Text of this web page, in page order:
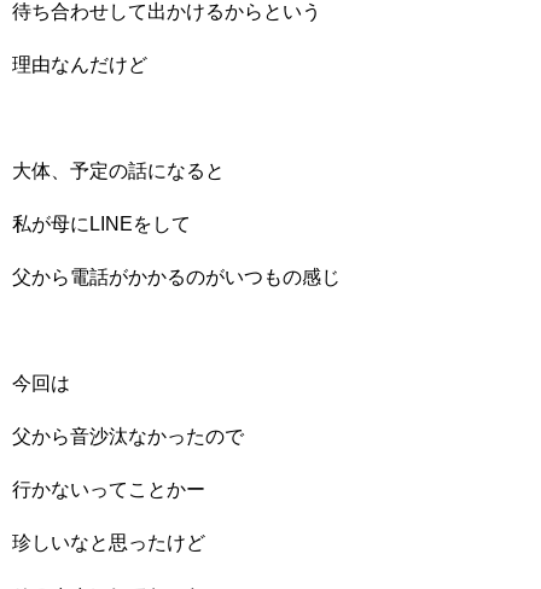
待ち合わせして出かけるからという
理由なんだけど
大体、予定の話になると
私が母にLINEをして
父から電話がかかるのがいつもの感じ
今回は
父から音沙汰なかったので
行かないってことかー
珍しいなと思ったけど